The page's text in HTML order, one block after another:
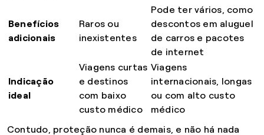
Benefícios
adicionais
Raros ou
inexistentes
Pode ter vários, como
descontos em aluguel
de carros e pacotes
de internet
Indicação
ideal
Viagens curtas
e destinos
com baixo
custo médico
Viagens
internacionais, longas
ou com alto custo
médico
Contudo, proteção nunca é demais, e não há nada